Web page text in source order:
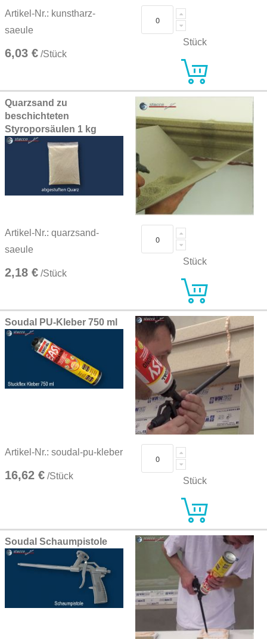
Artikel-Nr.: kunstharz-
saeule
6,03 € /Stück
Stück
Quarzsand zu
beschichteten
Styroporsäulen 1 kg
Artikel-Nr.: quarzsand-
saeule
2,18 € /Stück
Stück
Soudal PU-Kleber 750 ml
Artikel-Nr.: soudal-pu-kleber
16,62 € /Stück Stück
Soudal Schaumpistole